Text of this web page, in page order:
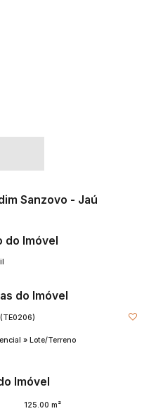
Sanzovo - Jaú
do Imóvel
do Imóvel
(TE0206)
» Lote/Terreno
Imóvel
125.00 m²